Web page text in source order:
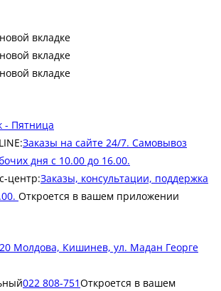
вкладке
вкладке
вкладке
- Пятница
Заказы на сайте 24/7. Самовывоз
дня с 10.00 до 16.00.
центр:Заказы, консультации, поддержка
Откроется в вашем приложении
Молдова, Кишинев, ул. Мадан Георге
022 808-751Откроется в вашем